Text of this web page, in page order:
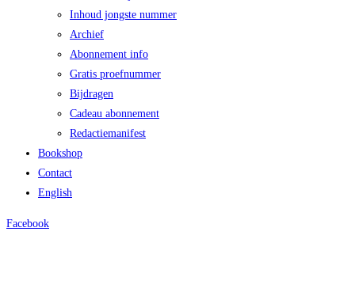
Inhoud jongste nummer
Archief
Abonnement info
Gratis proefnummer
Bijdragen
Cadeau abonnement
Redactiemanifest
Bookshop
Contact
English
Facebook